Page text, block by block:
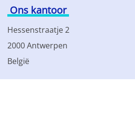
Ons kantoor
Hessenstraatje 2
2000 Antwerpen
België